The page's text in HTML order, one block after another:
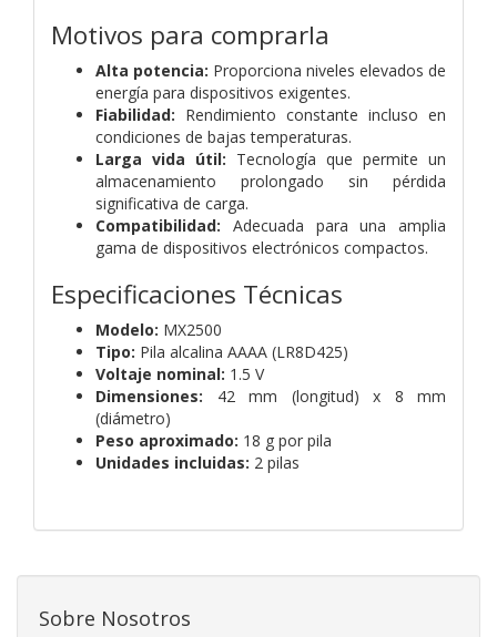
Motivos para comprarla
Alta potencia: Proporciona niveles elevados de
energía para dispositivos exigentes.
Fiabilidad: Rendimiento constante incluso en
condiciones de bajas temperaturas.
Larga vida útil: Tecnología que permite un
almacenamiento prolongado sin pérdida
significativa de carga.
Compatibilidad: Adecuada para una amplia
gama de dispositivos electrónicos compactos.
Especificaciones Técnicas
Modelo: MX2500
Tipo: Pila alcalina AAAA (LR8D425)
Voltaje nominal: 1.5 V
Dimensiones: 42 mm (longitud) x 8 mm
(diámetro)
Peso aproximado: 18 g por pila
Unidades incluidas: 2 pilas
Sobre Nosotros